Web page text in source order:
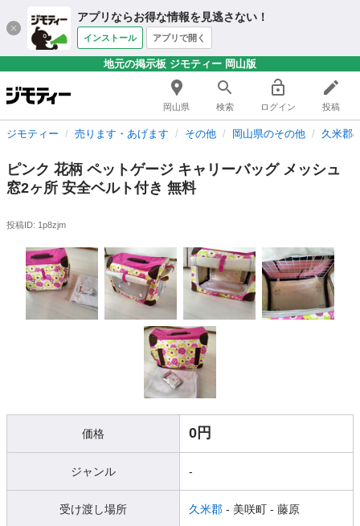
アプリならお得な情報を見逃さない！
インストール アプリで開く
地元の掲示板 ジモティー 岡山版
岡山県 検索 ログイン 投稿
ジモティー 売ります・あげます その他 岡山県のその他 久米郡
ピンク 花柄 ペットゲージ キャリーバッグ メッシュ
窓2ヶ所 安全ベルト付き 無料
投稿ID: 1p8zjm
価格 0円
ジャンル -
受け渡し場所 久米郡 - 美咲町 - 藤原